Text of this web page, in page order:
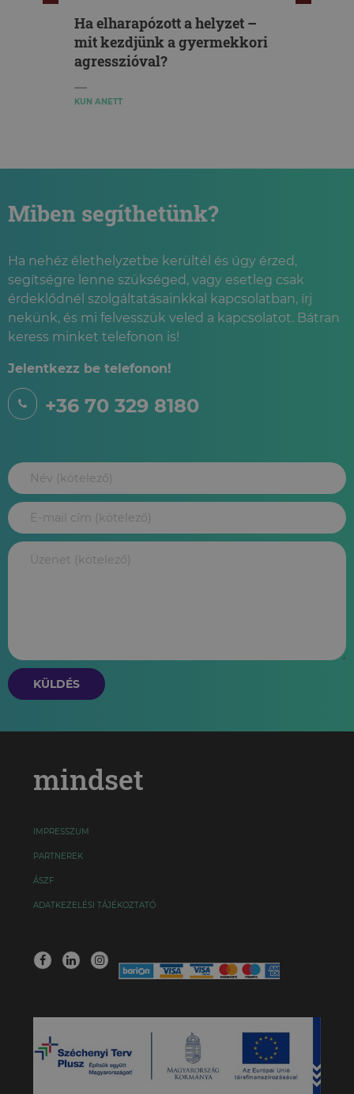
Ha elharapózott a helyzet –
mit kezdjünk a gyermekkori
agresszióval?
KUN ANETT
Miben segíthetünk?
Ha nehéz élethelyzetbe kerültél és úgy érzed,
segítségre lenne szükséged, vagy esetleg csak
érdeklődnél szolgáltatásainkkal kapcsolatban, írj
nekünk, és mi felvesszük veled a kapcsolatot. Bátran
keress minket telefonon is!
Jelentkezz be telefonon!
+36 70 329 8180
KÜLDÉS
mindset
IMPRESSZUM
PARTNEREK
ÁSZF
ADATKEZELÉSI TÁJÉKOZTATÓ